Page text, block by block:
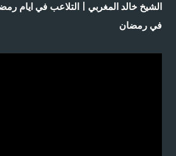
الشيخ خالد المغربي | التلاعب في ايام
في رمضان